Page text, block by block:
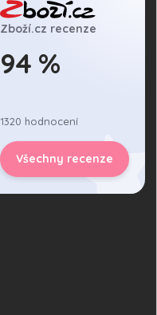
Zboží.cz recenze
94 %
1320 hodnocení
Všechny recenze